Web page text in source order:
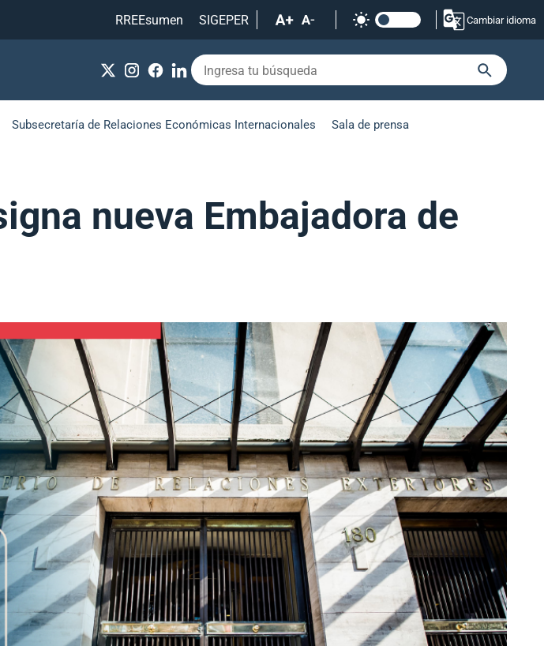
RREEsumen
SIGEPER Cambiar idioma
Subsecretaría de Relaciones Económicas Internacionales Sala de prensa
nueva Embajadora de